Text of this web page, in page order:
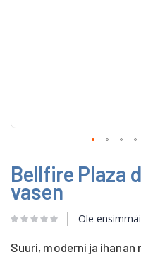
to
the
beginning
the
gallery
Bellfire Plaza
vasen
Ole
Suuri, moderni ja ihanan